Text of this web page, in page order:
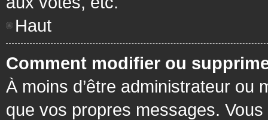
Haut
Comment modifier ou
À moins d’être administrateur ou
que vos propres messages.